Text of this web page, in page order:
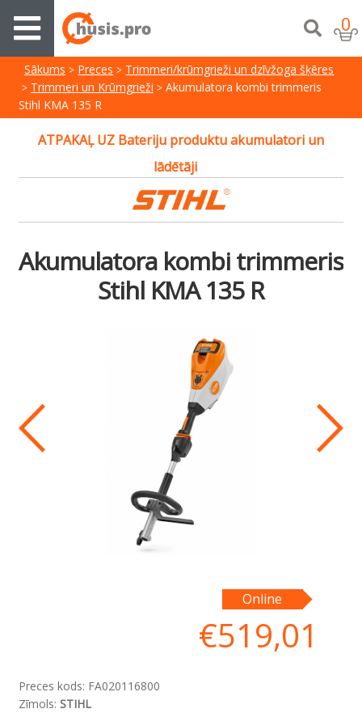
0
Sākums Preces
Trimmeri/krūmgrieži un dzīvžoga šķēres
Trimmeri un Krūmgrieži
Akumulatora kombi trimmeris
Stihl KMA 135 R
ATPAKAĻ UZ Bateriju produktu akumulatori un
lādētāji
Akumulatora kombi trimmeris
Stihl KMA 135 R
Online
€519,01
Preces kods: FA020116800
Zīmols: STIHL